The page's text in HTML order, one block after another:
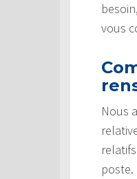
vous
Nous
poste.